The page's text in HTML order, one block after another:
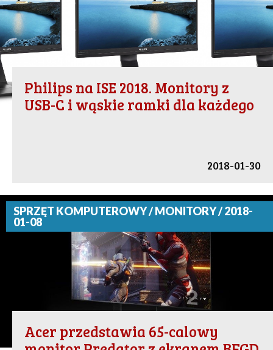
Philips na ISE 2018. Monitory z
USB-C i wąskie ramki dla każdego
2018-01-30
SPRZĘT KOMPUTEROWY / MONITORY / 2018-
01-08
Acer przedstawia 65-calowy